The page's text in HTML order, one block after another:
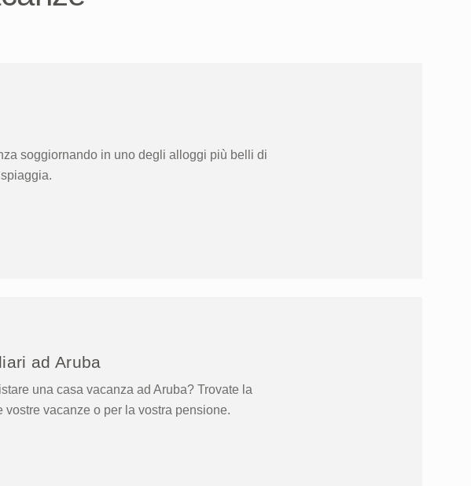
soggiornando in uno degli alloggi più belli di
ad Aruba
una casa vacanza ad Aruba? Trovate la
vacanze o per la vostra pensione.